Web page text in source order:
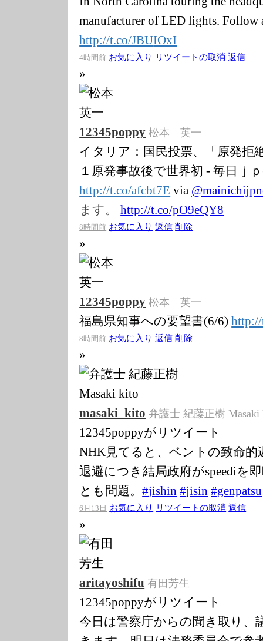
manufacturer of LED lights. Follow
http://t.co/JBUIOxI
4時間前 お気に入り リツイートの取消 返信
»
12345poppy 松本 英一
イタリア：国民投票、「原発
１原発事故後で世界初 - 毎日ｊ
http://t.co/afcbt7E via @
ます。http://t.co/pO9eQY8
8時間前 お気に入り 返信 削除
»
12345poppy 松本 英一
福島県知事への要望書(6/6)
8時間前 お気に入り 返信 削除
»
masaki_kito 弁護士 紀藤正樹 Masaki
12345poppyがリツイート
NHK見てると、ベントの致命
退避につき結局政府がspeediを
とも問題。#jishin #jisin #genpatsu
6月13日 お気に入り リツイートの取消 返信
»
aritayoshifu 有田芳生
12345poppyがリツイート
今日は警察庁からの聞き取り、